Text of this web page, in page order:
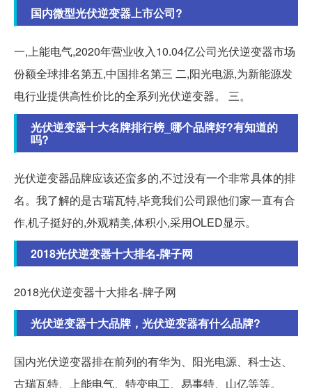
国内微型光伏逆变器上市公司?
一,上能电气,2020年营业收入10.04亿公司光伏逆变器市场
份额全球排名第五,中国排名第三 二,阳光电源,为新能源发
电行业提供高性价比的全系列光伏逆变器。 三。
光伏逆变器十大名牌排行榜_哪个品牌好?有知道的
吗?
光伏逆变器品牌应该还蛮多的,不过没有一个非常具体的排
名。我了解的是古瑞瓦特,毕竟我们公司跟他们家一直有合
作,机子挺好的,外观精美,体积小,采用OLED显示。
2018光伏逆变器十大排名-牌子网
2018光伏逆变器十大排名-牌子网
光伏逆变器十大品牌，光伏逆变器有什么品牌?
国内光伏逆变器排在前列的有华为、阳光电源、科士达、
古瑞瓦特、上能电气、特变电工、易事特、山亿等等。